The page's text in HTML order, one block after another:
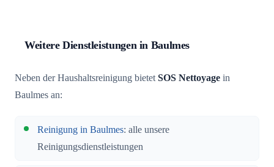
Weitere Dienstleistungen in Baulmes
Neben der Haushaltsreinigung bietetSOS Nettoyage in
Baulmes an:
Reinigung in Baulmes: alle unsere
Reinigungsdienstleistungen